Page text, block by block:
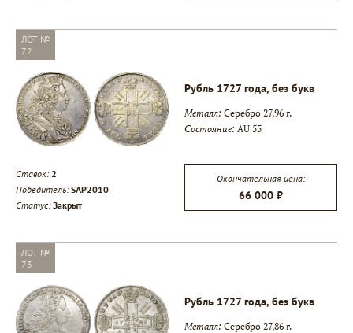
ЛОТ №
72
Рубль 1727 года, без букв
Металл: Серебро 27,96 г.
Состояние: AU 55
Ставок:2
Победитель: SAP2010
Статус:Закрыт
Окончательная цена:
66 000 ₽
ЛОТ №
73
Рубль 1727 года, без букв
Металл: Серебро 27,86 г.